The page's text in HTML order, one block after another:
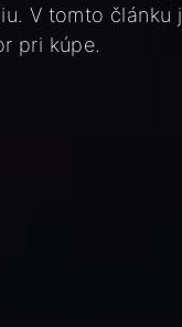
V tomto článku
pri kúpe.